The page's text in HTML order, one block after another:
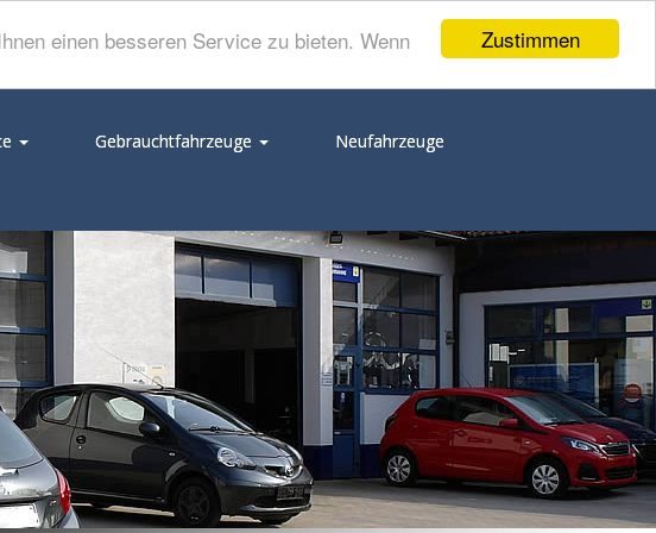
Zustimmen
einen besseren Service zu bieten. Wenn
Gebrauchtfahrzeuge Neufahrzeuge